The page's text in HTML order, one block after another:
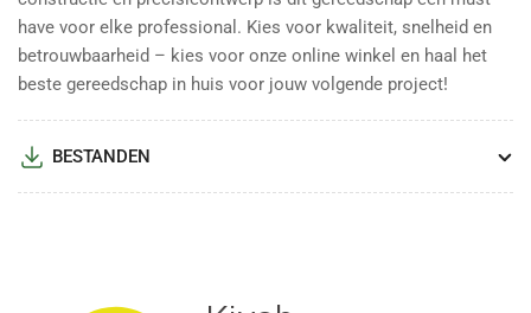
have voor elke professional. Kies voor kwaliteit, snelheid en
betrouwbaarheid – kies voor onze online winkel en haal het
beste gereedschap in huis voor jouw volgende project!
BESTANDEN